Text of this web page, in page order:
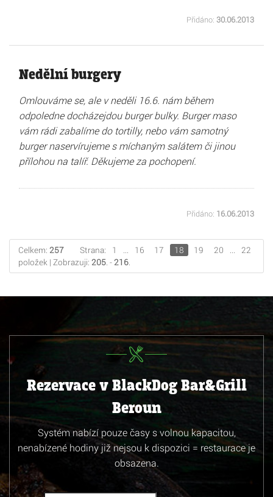
Přidáno: 30.06.2013
Nedělní burgery
Omlouváme se, ale v neděli 16.6. nám během
odpoledne docházejdou burger bulky. Burger maso
vám rádi zabalíme do tortilly, nebo vám samotný
burger naservírujeme s míchaným salátem či jinou
přílohou na talíř. Děkujeme za pochopení.
Přidáno: 16.06.2013
Strana: 1 ... 16 17 18 19 20 ... 22
Celkem: 257
položek | Zobrazuji: 205. -216.
Rezervace v BlackDog Bar&Grill
Beroun
Systém nabízí pouze časy s volnou kapacitou,
nenabízené hodiny již nejsou k dispozici = restaurace je
obsazena.